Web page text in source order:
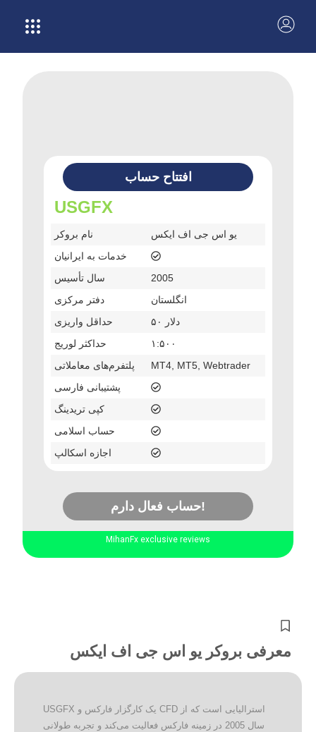
افتتاح حساب
USGFX
نام بروکر
یو اس جی اف ایکس
خدمات به ایرانیان
سال تأسیس
2005
دفتر مرکزی
انگلستان
حداقل واریزی
۵۰ دلار
حداکثر لوریج
۱:۵۰۰
پلتفرم‌های معاملاتی
MT4, MT5, Webtrader
پشتیبانی فارسی
کپی تریدینگ
حساب اسلامی
اجازه اسکالپ
حساب فعال دارم!
MihanFx exclusive reviews
معرفی بروکر یو اس جی اف ایکس
USGFX یک کارگزار فارکس و CFD استرالیایی است که از
سال 2005 در زمینه فارکس فعالیت می‌کند و تجربه طولانی